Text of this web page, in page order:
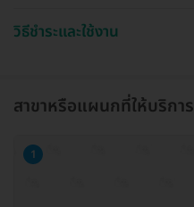
วิธีชำระและใช้งาน
สาขาหรือแผนกที่ให้บริการ
1